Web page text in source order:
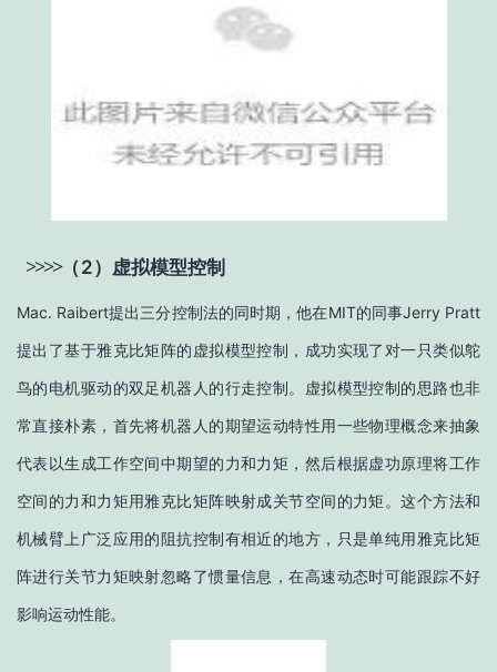
>>>>（ 2） 虚拟模型控制
Mac. Raibert提出三分控制法的同时期，他在MIT的同事Jerry Pratt
提出了基于雅克比矩阵的虚拟模型控制，成功实现了对一只类似鸵
鸟的电机驱动的双足机器人的行走控制。虚拟模型控制的思路也非
常直接朴素，首先将机器人的期望运动特性用一些物理概念来抽象
代表以生成工作空间中期望的力和力矩，然后根据虚功原理将工作
空间的力和力矩用雅克比矩阵映射成关节空间的力矩。这个方法和
机械臂上广泛应用的阻抗控制有相近的地方，只是单纯用雅克比矩
阵进行关节力矩映射忽略了惯量信息，在高速动态时可能跟踪不好
影响运动性能。